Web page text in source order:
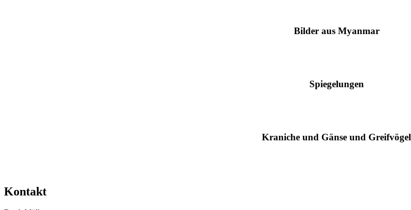
Bilder aus Myanmar
Spiegelungen
Kraniche und Gänse und Greifvögel
Kontakt